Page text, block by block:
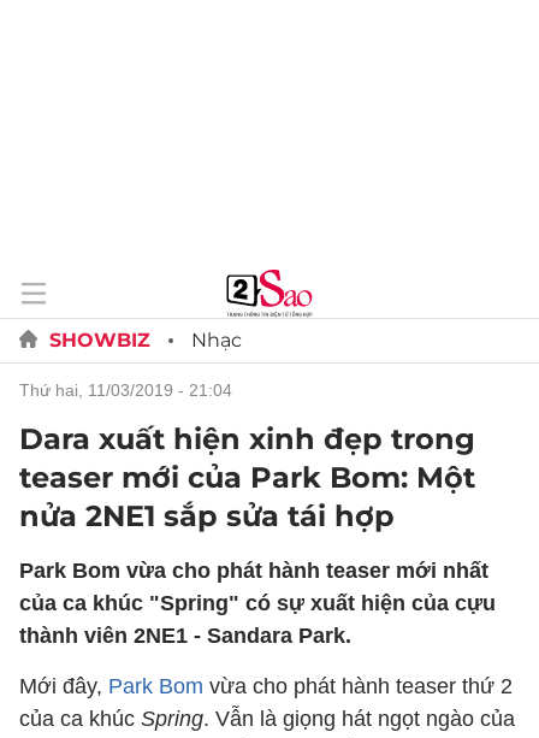
SHOWBIZ Nhạc
thứ hai, 11/03/2019 - 21:04
Dara xuất hiện xinh đẹp trong
teaser mới của Park Bom: Một
nửa 2NE1 sắp sửa tái hợp
Park Bom vừa cho phát hành teaser mới nhất
của ca khúc "Spring" có sự xuất hiện của cựu
thành viên 2NE1 - Sandara Park.
Mới đây, Park Bom vừa cho phát hành teaser thứ 2
của ca khúc Spring. Vẫn là giọng hát ngọt ngào của